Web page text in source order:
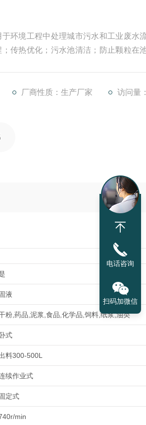
环境工程中处理城市污水和工业废水
传热优化；污水池清洁；防止颗粒在
厂商性质：生产厂家 访问量
固液
粉,药品,泥浆,食品,化学品,饲料,纸浆,油类
式
料300-500L
续作业式
固定式
min
电话咨询
扫码加微信